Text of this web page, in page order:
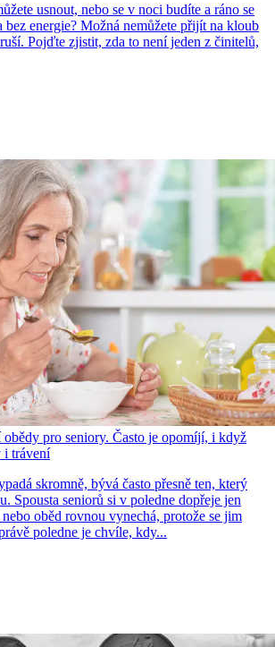
usnout, nebo se v noci budíte a ráno se
bez energie? Možná nemůžete přijít na kloub
Pojďte zjistit, zda to není jeden z činitelů,
obědy pro seniory. Často je opomíjí, i když
i trávení
skromně, bývá často přesně ten, který
Spousta seniorů si v poledne dopřeje jen
oběd rovnou vynechá, protože se jim
poledne je chvíle, kdy...